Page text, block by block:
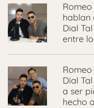
hablan
Dial
entre
Dial
a ser
hecho